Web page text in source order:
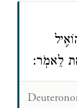
לֵאמֹֽר׃